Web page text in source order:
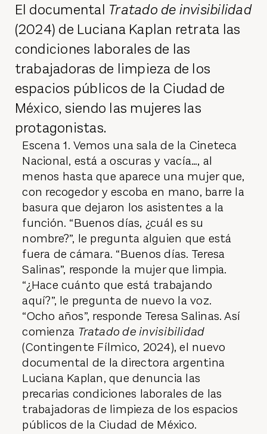
El documental Tratado de invisibilidad
(2024) de Luciana Kaplan retrata las
condiciones laborales de las
trabajadoras de limpieza de los
espacios públicos de la Ciudad de
México, siendo las mujeres las
protagonistas.
Escena 1. Vemos una sala de la Cineteca
Nacional, está a oscuras y vacía…, al
menos hasta que aparece una mujer que,
con recogedor y escoba en mano, barre la
basura que dejaron los asistentes a la
función. “Buenos días, ¿cuál es su
nombre?”, le pregunta alguien que está
fuera de cámara. “Buenos días. Teresa
Salinas”, responde la mujer que limpia.
“¿Hace cuánto que está trabajando
aquí?”, le pregunta de nuevo la voz.
“Ocho años”, responde Teresa Salinas. Así
comienza Tratado de invisibilidad
(Contingente Fílmico, 2024), el nuevo
documental de la directora argentina
Luciana Kaplan, que denuncia las
precarias condiciones laborales de las
trabajadoras de limpieza de los espacios
públicos de la Ciudad de México.